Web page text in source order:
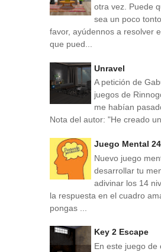
otra vez. Puede
sea un poco
favor, ayúdennos a resolver
que pued...
Unravel
A petición de
juegos de
me habían
Nota del autor: "He creado
Juego Mental 24
Nuevo juego
desarrollar tu
adivinar los 14
la respuesta en el cuadro
pongas ...
Key 2 Escape
En este juego de